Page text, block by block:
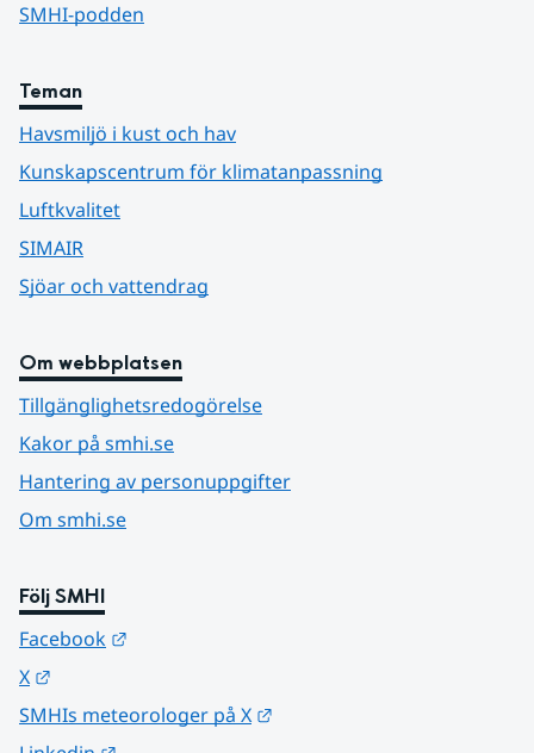
SMHI-podden
Teman
Havsmiljö i kust och hav
Kunskapscentrum för klimatanpassning
Luftkvalitet
SIMAIR
Sjöar och vattendrag
Om webbplatsen
Tillgänglighetsredogörelse
Kakor på smhi.se
Hantering av personuppgifter
Om smhi.se
Följ SMHI
Facebook
X
SMHIs meteorologer på X